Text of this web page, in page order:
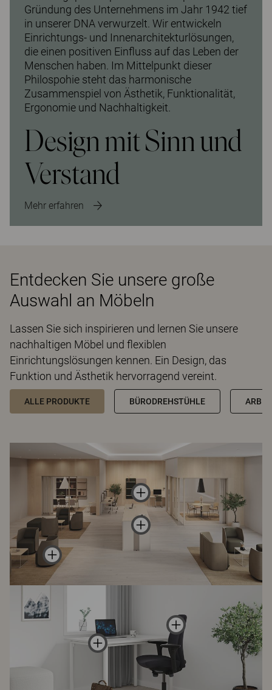
Gründung des Unternehmens im Jahr 1942 tief
in unserer DNA verwurzelt. Wir entwickeln
Einrichtungs- und Innenarchitekturlösungen,
die einen positiven Einfluss auf das Leben der
Menschen haben. Im Mittelpunkt dieser
Philospohie steht das harmonische
Zusammenspiel von Ästhetik, Funktionalität,
Ergonomie und Nachhaltigkeit.
Design mit Sinn und
Verstand
Mehr erfahren
Entdecken Sie unsere große
Auswahl an Möbeln
Lassen Sie sich inspirieren und lernen Sie unsere
nachhaltigen Möbel und flexiblen
Einrichtungslösungen kennen. Ein Design, das
Funktion und Ästhetik hervorragend vereint.
ALLE PRODUKTE BÜRODREHSTÜHLE